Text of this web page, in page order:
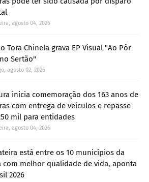
agosto 04, 2026
Tora Chinela grava EP Visual "Ao Pôr
Sertão"
agosto 02, 2026
inicia comemoração dos 163 anos de
com entrega de veículos e repasse
mil para entidades
agosto 04, 2026
está entre os 10 municípios da
com melhor qualidade de vida, aponta
2026